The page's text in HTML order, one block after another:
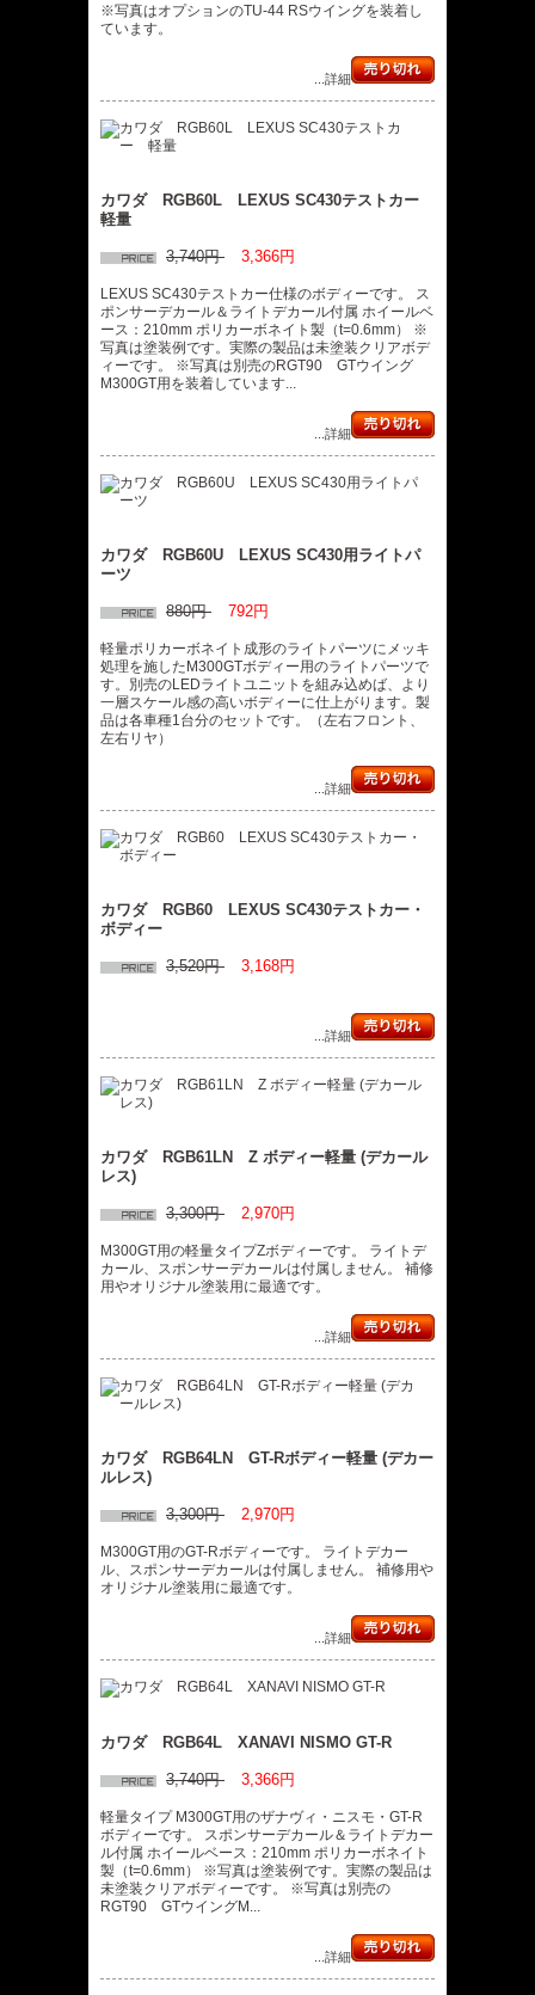
※写真はオプションのTU-44 RSウイングを装着し
ています。
...詳細
カワダ RGB60L LEXUS SC430テストカー
軽量
3,740円 3,366円
LEXUS SC430テストカー仕様のボディーです。 ス
ポンサーデカール＆ライトデカール付属 ホイールベ
ース：210mm ポリカーボネイト製（t=0.6mm） ※
写真は塗装例です。実際の製品は未塗装クリアボデ
ィーです。 ※写真は別売のRGT90 GTウイング
M300GT用を装着しています...
...詳細
カワダ RGB60U LEXUS SC430用ライトパ
ーツ
880円 792円
軽量ポリカーボネイト成形のライトパーツにメッキ
処理を施したM300GTボディー用のライトパーツで
す。別売のLEDライトユニットを組み込めば、より
一層スケール感の高いボディーに仕上がります。製
品は各車種1台分のセットです。（左右フロント、
左右リヤ）
...詳細
カワダ RGB60 LEXUS SC430テストカー・
ボディー
3,520円 3,168円
...詳細
カワダ RGB61LN Z ボディー軽量 (デカール
レス)
3,300円 2,970円
M300GT用の軽量タイプZボディーです。 ライトデ
カール、スポンサーデカールは付属しません。 補修
用やオリジナル塗装用に最適です。
...詳細
カワダ RGB64LN GT-Rボディー軽量 (デカー
ルレス)
3,300円 2,970円
M300GT用のGT-Rボディーです。 ライトデカー
ル、スポンサーデカールは付属しません。 補修用や
オリジナル塗装用に最適です。
...詳細
カワダ RGB64L XANAVI NISMO GT-R
3,740円 3,366円
軽量タイプ M300GT用のザナヴィ・ニスモ・GT-R
ボディーです。 スポンサーデカール＆ライトデカー
ル付属 ホイールベース：210mm ポリカーボネイト
製（t=0.6mm） ※写真は塗装例です。実際の製品は
未塗装クリアボディーです。 ※写真は別売の
RGT90 GTウイングM...
...詳細